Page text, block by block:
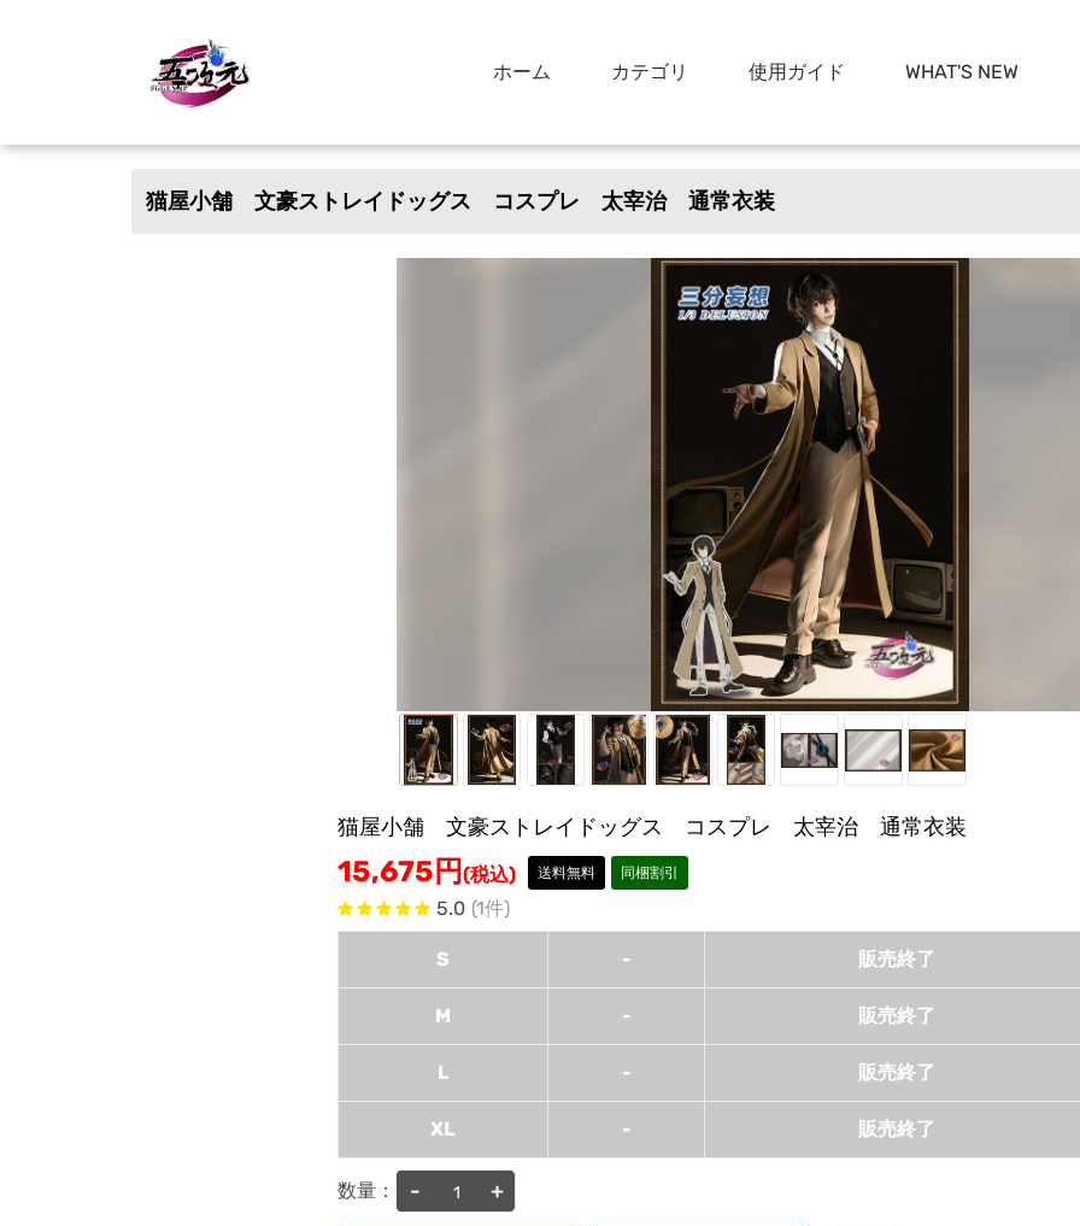
ホーム カテゴリ 使用ガイド WHAT'S NEW
猫屋小舗 文豪ストレイドッグス コスプレ 太宰治 通常衣装
猫屋小舗 文豪ストレイドッグス コスプレ 太宰治 通常衣装
15,675 円 (税込) 送料無料 同梱割引
5.0 (1件)
S - 販売終了
M - 販売終了
L - 販売終了
XL - 販売終了
数量： - +